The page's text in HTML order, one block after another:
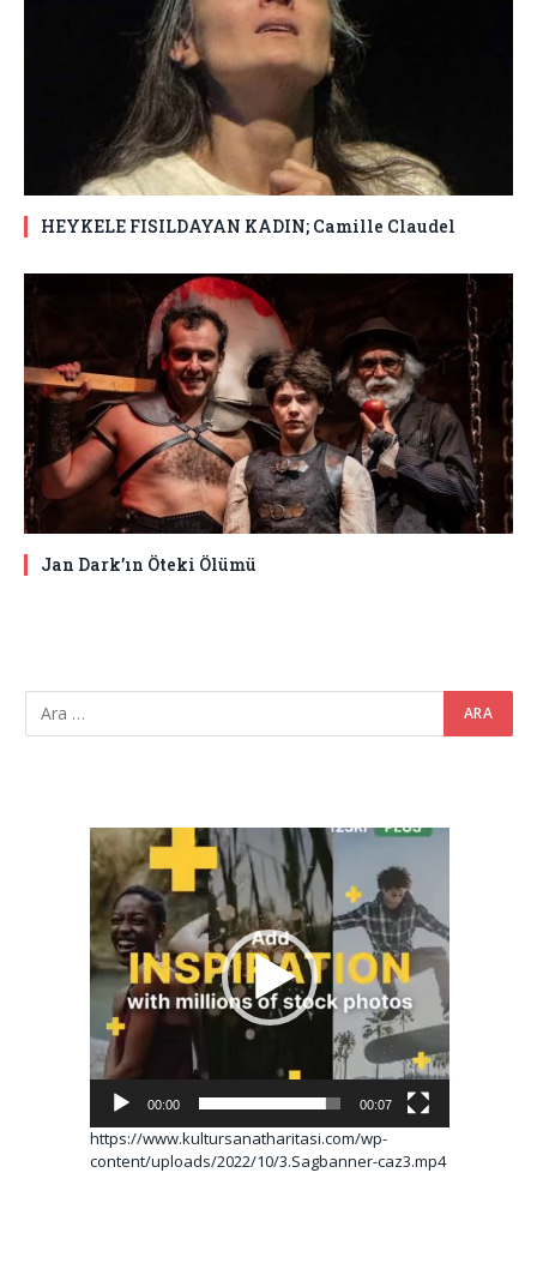
HEYKELE FISILDAYAN KADIN; Camille Claudel
Jan Dark’ın Öteki Ölümü
Video
oynatıcı
00:00 00:07
https://www.kultursanatharitasi.com/wp-
content/uploads/2022/10/3.Sagbanner-caz3.mp4